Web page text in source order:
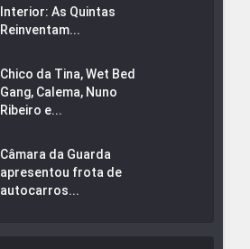
Interior: As Quintas
Reinventam...
Chico da Tina, Wet Bed
Gang, Calema, Nuno
Ribeiro e...
Câmara da Guarda
apresentou frota de
autocarros...